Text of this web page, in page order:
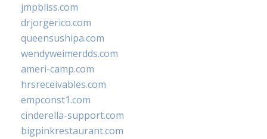
jmpbliss.com
drjorgerico.com
queensushipa.com
wendyweimerdds.com
ameri-camp.com
hrsreceivables.com
empconst1.com
cinderella-support.com
bigpinkrestaurant.com